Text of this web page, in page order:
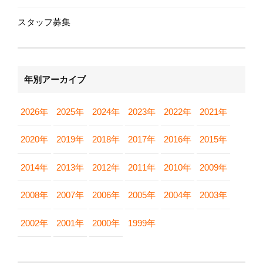
スタッフ募集
年別アーカイブ
2026年 2025年 2024年 2023年 2022年 2021年
2020年 2019年 2018年 2017年 2016年 2015年
2014年 2013年 2012年 2011年 2010年 2009年
2008年 2007年 2006年 2005年 2004年 2003年
2002年 2001年 2000年 1999年